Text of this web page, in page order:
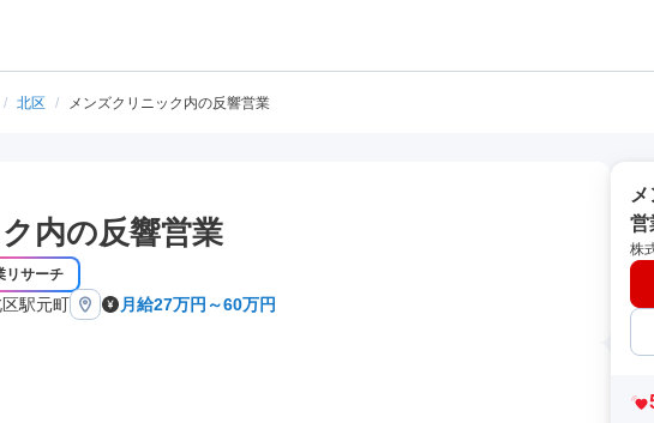
/ 北区 / メンズクリニック内の反響営業
内の反響営業
リサーチ
駅元町 月給27万円～60万円
営
株